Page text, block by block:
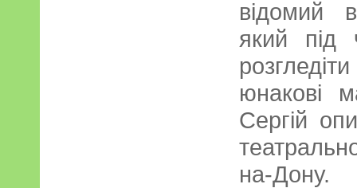
відомий
який під
юнакові
Сергій
на-Дону.